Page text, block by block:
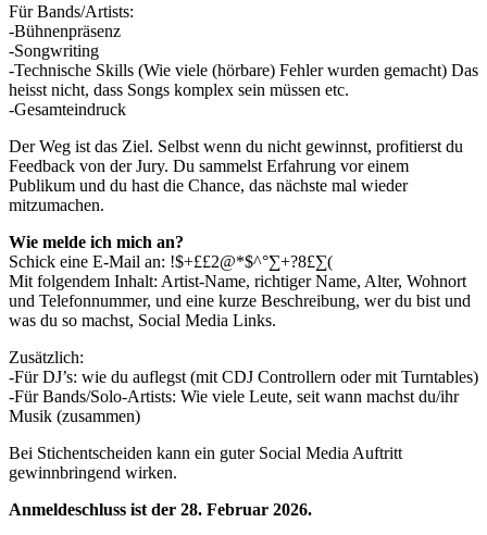
Für Bands/Artists:
-Bühnenpräsenz
-Songwriting
-Technische Skills (Wie viele (hörbare) Fehler wurden gemacht) Das
heisst nicht, dass Songs komplex sein müssen etc.
-Gesamteindruck
Der Weg ist das Ziel. Selbst wenn du nicht gewinnst, profitierst du
Feedback von der Jury. Du sammelst Erfahrung vor einem
Publikum und du hast die Chance, das nächste mal wieder
mitzumachen.
Wie melde ich mich an?
Schick eine E-Mail an: !$+££2@*$^°∑+?8£∑(
Mit folgendem Inhalt: Artist-Name, richtiger Name, Alter, Wohnort
und Telefonnummer, und eine kurze Beschreibung, wer du bist und
was du so machst, Social Media Links.
Zusätzlich:
-Für DJ’s: wie du auflegst (mit CDJ Controllern oder mit Turntables)
-Für Bands/Solo-Artists: Wie viele Leute, seit wann machst du/ihr
Musik (zusammen)
Bei Stichentscheiden kann ein guter Social Media Auftritt
gewinnbringend wirken.
Anmeldeschluss ist der 28. Februar 2026.